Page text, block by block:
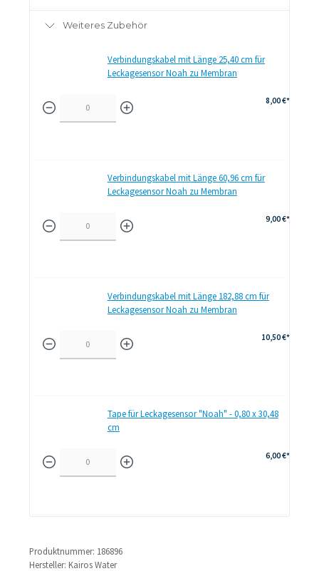
Weiteres Zubehör
Verbindungskabel mit Länge 25,40 cm für
Leckagesensor Noah zu Membran
8,00 €*
Verbindungskabel mit Länge 60,96 cm für
Leckagesensor Noah zu Membran
9,00 €*
Verbindungskabel mit Länge 182,88 cm für
Leckagesensor Noah zu Membran
10,50 €*
Tape für Leckagesensor "Noah" - 0,80 x 30,48
cm
6,00 €*
Produktnummer: 186896
Hersteller: Kairos Water